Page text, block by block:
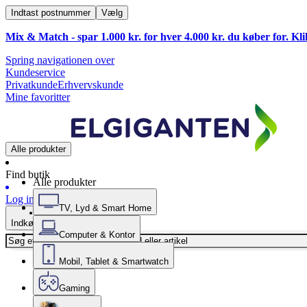
Indtast postnummer Vælg
Mix & Match - spar 1.000 kr. for hver 4.000 kr. du køber for.
Spring navigationen over
Kundeservice
PrivatkundeErhvervskunde
Mine favoritter
Alle produkter
Find butik
Log ind
Indkøbskurv
Alle produkter
TV, Lyd & Smart Home
Computer & Kontor
Mobil, Tablet & Smartwatch
Gaming